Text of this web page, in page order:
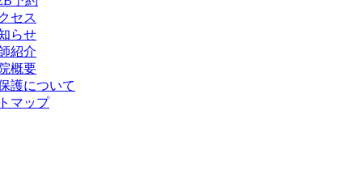
セス
らせ
紹介
概要
護について
マップ